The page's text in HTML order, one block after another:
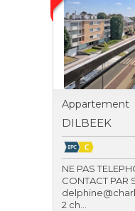
Appartement
DILBEEK
NE PAS
CONTACT PAR
2 ch...